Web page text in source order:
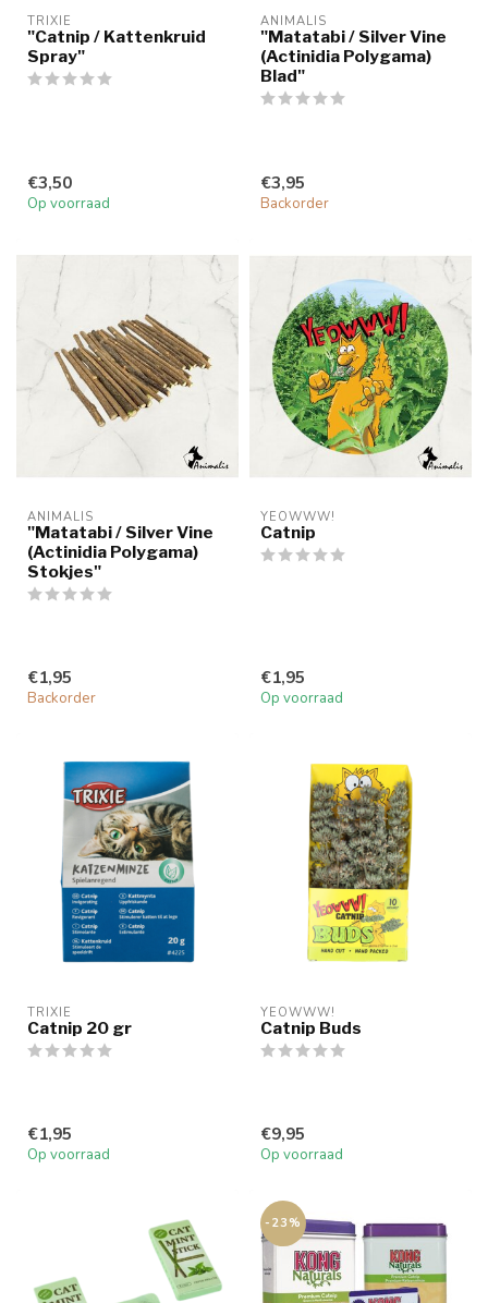
TRIXIE
"Catnip / Kattenkruid
Spray"
€3,50
Op voorraad
ANIMALIS
"Matatabi / Silver Vine
(Actinidia Polygama)
Blad"
€3,95
Backorder
ANIMALIS
"Matatabi / Silver Vine
(Actinidia Polygama)
Stokjes"
€1,95
Backorder
YEOWWW!
Catnip
€1,95
Op voorraad
TRIXIE
Catnip 20 gr
€1,95
Op voorraad
YEOWWW!
Catnip Buds
€9,95
Op voorraad
-23%